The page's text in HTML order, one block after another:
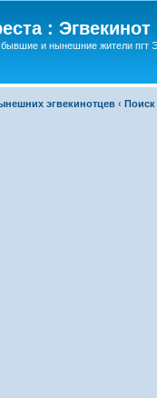
: Эгвекинот
и нынешние жители пгт
эгвекинотцев ‹ Поиск